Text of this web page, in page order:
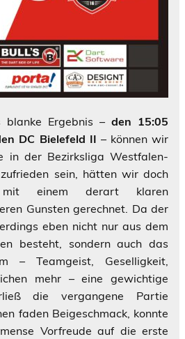
Ergebnis – den 15:05
DC Bielefeld II – können wir
in der Bezirksliga Westfalen-
sein, hätten wir doch
einem derart klaren
Gunsten gerechnet. Da der
eben nicht nur aus dem
besteht, sondern auch das
– Teamgeist, Geselligkeit,
mehr – eine gewichtige
die vergangene Partie
faden Beigeschmack, konnte
Vorfreude auf die erste